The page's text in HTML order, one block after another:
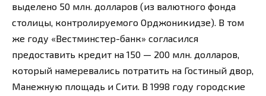
выделено 50 млн. долларов (из валютного фонда
столицы, контролируемого Орджоникидзе). В том
же году «Вестминстер-банк» согласился
предоставить кредит на 150 — 200 млн. долларов,
который намеревались потратить на Гостиный двор,
Манежную площадь и Сити. В 1998 году городские